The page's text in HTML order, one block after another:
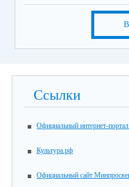
Ссылки
Официальный интернет-
Культура.рф
Официальный сайт